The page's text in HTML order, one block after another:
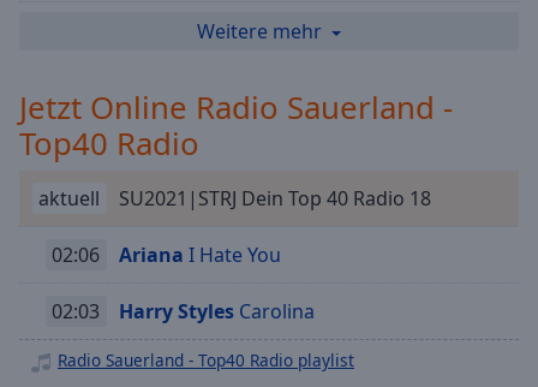
subtitles
settings
dialog
subtitles
selected
Picture-
in-
Radio Sauerland - Weihnachts
Radio Sauerland - Deutsch Pop
Radio Sauerland - Love Radio
Radio Sauerland - 2000er
Radio Sauerland - Karnevals
Radio Sauerland - Hip Hop
Weitere mehr
Jetzt Online Radio Sauerland -
Top40 Radio
aktuell SU2021|STRJ Dein Top 40 Radio 18
02:06 Ariana I Hate You
02:03 Harry Styles Carolina
Radio Sauerland - Top40 Radio playlist